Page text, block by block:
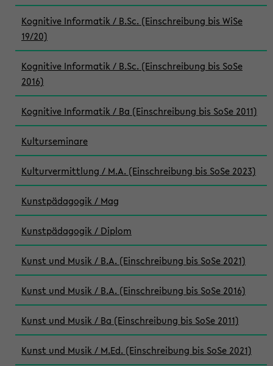
Kognitive Informatik / B.Sc. (Einschreibung bis WiSe
19/20)
Kognitive Informatik / B.Sc. (Einschreibung bis SoSe
2016)
Kognitive Informatik / Ba (Einschreibung bis SoSe 2011)
Kulturseminare
Kulturvermittlung / M.A. (Einschreibung bis SoSe 2023)
Kunstpädagogik / Mag
Kunstpädagogik / Diplom
Kunst und Musik / B.A. (Einschreibung bis SoSe 2021)
Kunst und Musik / B.A. (Einschreibung bis SoSe 2016)
Kunst und Musik / Ba (Einschreibung bis SoSe 2011)
Kunst und Musik / M.Ed. (Einschreibung bis SoSe 2021)